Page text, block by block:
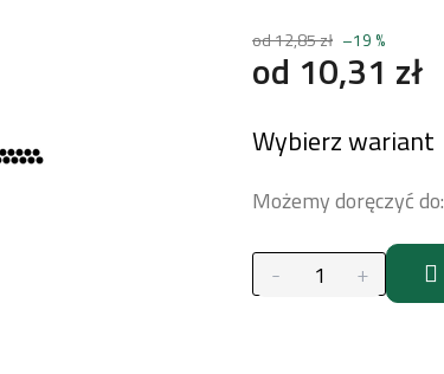
od 12,85 zł –19 %
od 10,31 zł
jednostkowa:
Wybierz wariant
Możemy doręczyć do: